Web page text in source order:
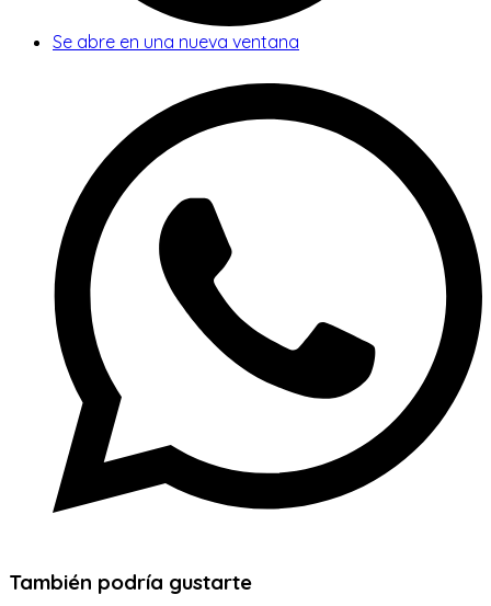
Se abre en una nueva ventana
También podría gustarte